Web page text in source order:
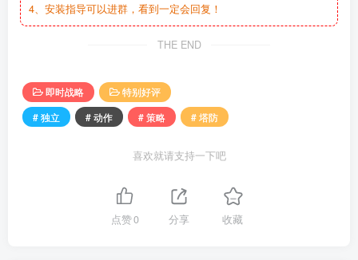
4、安装指导可以进群，看到一定会回复！
THE END
即时战略
特别好评
# 独立
# 动作 # 策略 # 塔防
喜欢就请支持一下吧
点赞0 分享 收藏